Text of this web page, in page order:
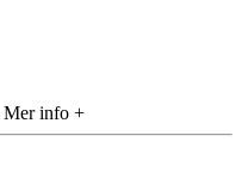
Mer info +